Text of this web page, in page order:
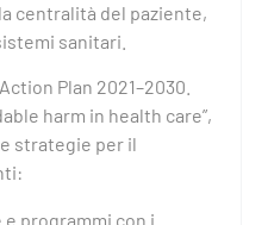
centralità del paziente,
sanitari.
Plan 2021–2030.
harm in health care”,
strategie per il
programmi con i